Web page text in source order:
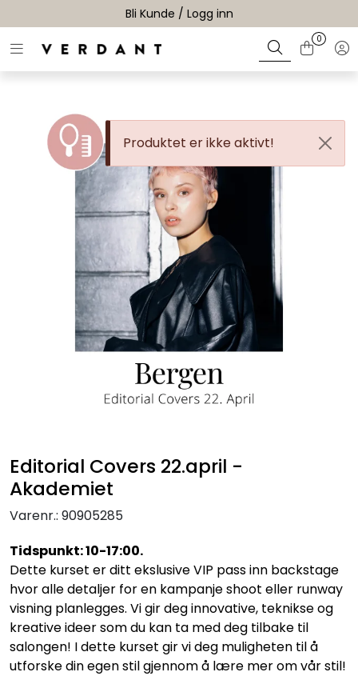
Skip to main contentBli Kunde / Logg inn
Toggle navigation
0
Produktet er ikke aktivt!
Editorial Covers 22.april -
Akademiet
Varenr.: 90905285
Tidspunkt: 10-17:00.
Dette kurset er ditt ekslusive VIP pass inn backstage
hvor alle detaljer for en kampanje shoot eller runway
visning planlegges. Vi gir deg innovative, teknikse og
kreative ideer som du kan ta med deg tilbake til
salongen! I dette kurset gir vi deg muligheten til å
utforske din egen stil gjennom å lære mer om vår stil!
Sortiment
Kampanjer
Kurs og events